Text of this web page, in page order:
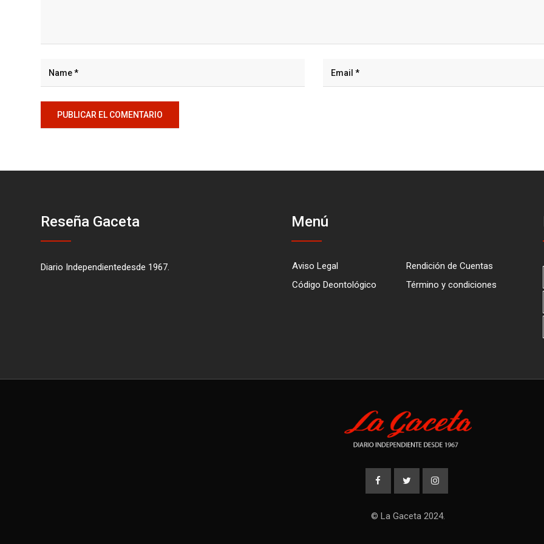
Reseña Gaceta
Diario Independientedesde 1967.
Menú
Aviso Legal
Rendición de Cuentas
Código Deontológico
Término y condiciones
© La Gaceta 2024.